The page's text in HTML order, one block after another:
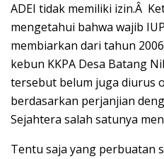
ADEI tidak memiliki izin.Â
mengetahui bahwa wajib
membiarkan dari tahun
kebun KKPA Desa Batang
tersebut belum juga diurus
berdasarkan perjanjian
Sejahtera salah satunya
Tentu saja yang perbuatan